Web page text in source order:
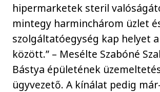
hipermarketek steril
mintegy harminchárom üzlet
szolgáltatóegység kap helyet
között.” – Mesélte Szabóné
Bástya épületének
ügyvezető. A kínálat pedig